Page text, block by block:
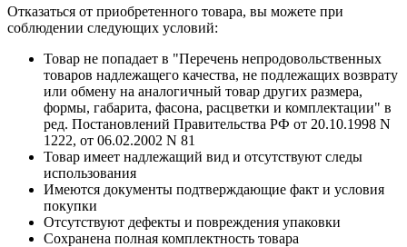
Отказаться от приобретенного товара, вы можете при
соблюдении следующих условий:
Товар не попадает в "Перечень непродовольственных
товаров надлежащего качества, не подлежащих возврату
или обмену на аналогичный товар других размера,
формы, габарита, фасона, расцветки и комплектации" в
ред. Постановлений Правительства РФ от 20.10.1998 N
1222, от 06.02.2002 N 81
Товар имеет надлежащий вид и отсутствуют следы
использования
Имеются документы подтверждающие факт и условия
покупки
Отсутствуют дефекты и повреждения упаковки
Сохранена полная комплектность товара